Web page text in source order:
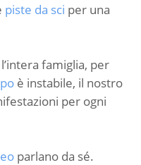
piste da sci per una
famiglia, per
è instabile, il nostro
per ogni
parlano da sé.